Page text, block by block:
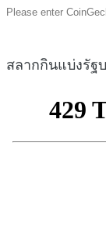
Please enter
สลากกินแบ่งรัฐ